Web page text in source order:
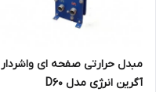
مبدل حرارتی صفحه ای واشردار
آگرین انرژی مدل D60